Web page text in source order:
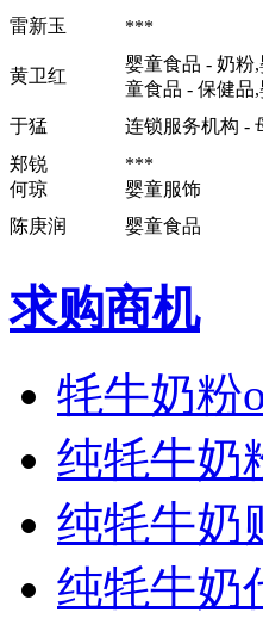
雷新玉 ***
黄卫红
婴童食品 - 奶粉
童食品 - 保健品
于猛 连锁服务机构 -
郑锐
***
何琼
婴童服饰
陈庚润
婴童食品
求购商机
牦牛奶粉
纯牦牛奶
纯牦牛奶
纯牦牛奶